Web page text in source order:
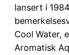
lansert i
Cool Water,
Aromatisk